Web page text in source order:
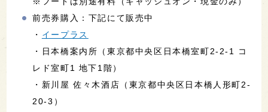
前売券購入：下記にて販売中
・ イープラス
・日本橋案内所（東京都中央区日本橋室町2-2-1 コ
レド室町1 地下1階）
・新川屋 佐々木酒店（東京都中央区日本橋人形町2-
20-3）